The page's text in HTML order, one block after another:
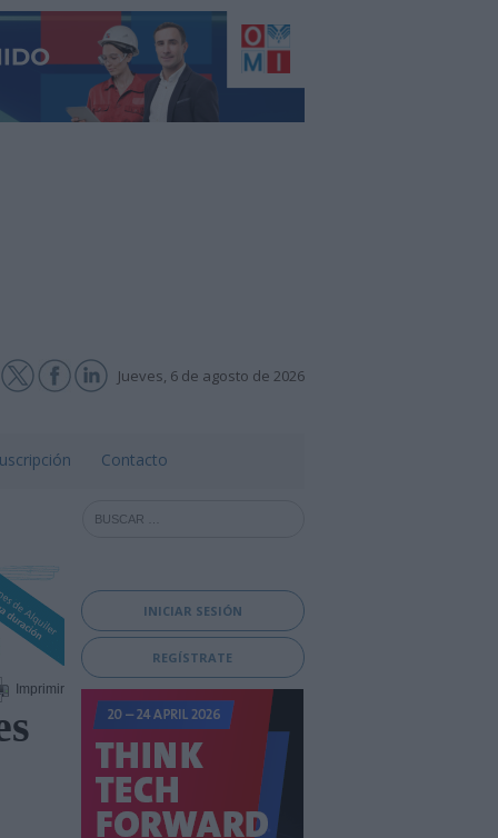
Jueves, 6 de agosto de 2026
Contacto
Imprimir
INICIAR SESIÓN
REGÍSTRATE